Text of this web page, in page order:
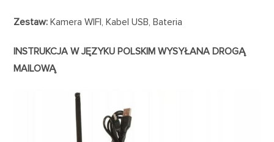
Zestaw: Kamera WIFI, Kabel USB, Bateria
INSTRUKCJA W JĘZYKU POLSKIM WYSYŁANA DROGĄ
MAILOWĄ